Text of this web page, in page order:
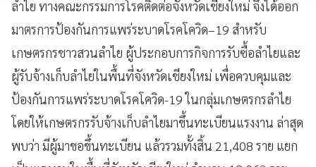
ลำไย ทางคณะกรรมการโรคติดต่อจังหวัดเชียงใหม่ จึงได้ออก
มาตรการป้องกันการแพร่ระบาดโรคโควิด–19 สำหรับ
เกษตรกรชาวสวนลำไย ผู้ประกอบการกิจการรับซื้อลำไยและ
ผู้รับจ้างเก็บลำไยในพื้นที่จังหวัดเชียงใหม่ เพื่อควบคุมและ
ป้องกันการแพร่ระบาดโรคโควิด-19 ในกลุ่มเกษตรกรลำไย
โดยให้เกษตรกรรับจ้างเก็บลำไยมาขึ้นทะเบียนแรงงาน ล่าสุด
พบว่า มีผู้มาขอขึ้นทะเบียน แล้วรวมทั้งสิ้น 21,408 ราย แยก